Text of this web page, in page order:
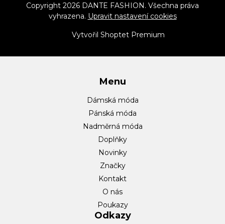
í
Vytvořil Shoptet Premium
Copyright 2026 DANTE FASHION. Všechna práva
vyhrazena. Upravit nastavení cookies
Menu
Dámská móda
Pánská móda
Nadměrná móda
Doplňky
Novinky
Značky
Kontakt
O nás
Poukazy
Odkazy